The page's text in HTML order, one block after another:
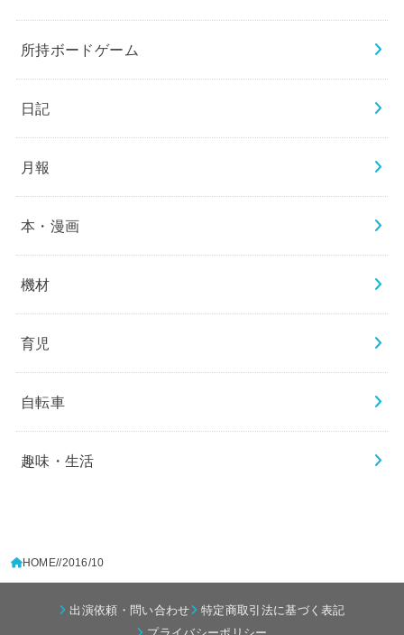
所持ボードゲーム
日記
月報
本・漫画
機材
育児
自転車
趣味・生活
HOME /2016/10
出演依頼・問い合わせ
特定商取引法に基づく表記